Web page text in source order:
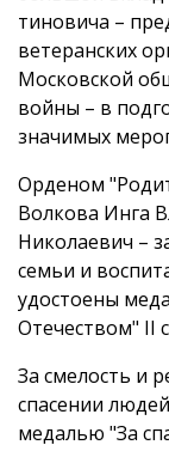
тиновича –
ветеранских
Московской
войны – в
значимых
Орденом
Волкова Инга
Николаевич –
семьи и
удостоены
Отечест­вом" II
За смелость и
спасении
медалью "За